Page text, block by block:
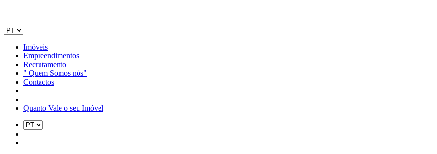
Imóveis
Empreendimentos
Recrutamento
" Quem Somos nós"
Contactos
Quanto Vale o seu Imóvel